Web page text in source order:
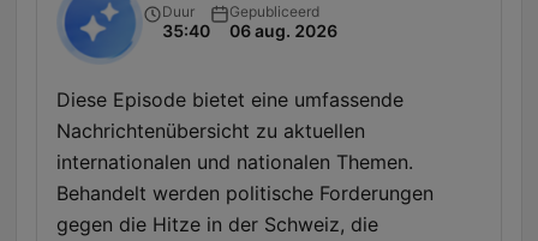
Duur
35:40
Gepubliceerd
06 aug. 2026
Diese Episode bietet eine umfassende
Nachrichtenübersicht zu aktuellen
internationalen und nationalen Themen.
Behandelt werden politische Forderungen
gegen die Hitze in der Schweiz, die